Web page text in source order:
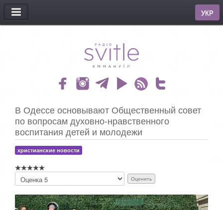
МЕНЮ
УКР
В Одессе основывают Общественный совет
по вопросам духовно-нравственного
воспитания детей и молодежи
христианские новости
о
ж
а